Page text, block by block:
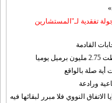
تفقدية لـ"المستشارين
القادمة
صلة بالواقع
ورادعة
النووي فلا مبرر لبقائها فيه